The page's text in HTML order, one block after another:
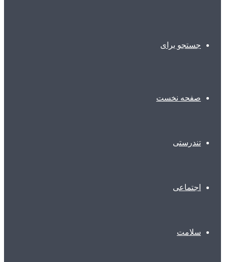
جستجو برای
صفحه نخست
تندرستی
اجتماعی
سلامت